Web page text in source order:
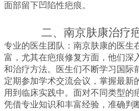
面部留下凹陷性疤痕。
二、南京肤康治疗
专业的医生团队：南京肤康的医生
富，尤其在疤痕修复方面，他们深
和治疗方法。医生们不断学习国际
定期参加学术交流会议，掌握最新
用到临床实践中。面对不同类型的
凭借专业知识和丰富经验，准确判